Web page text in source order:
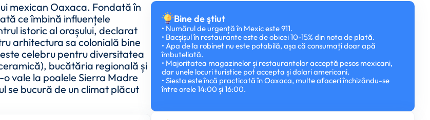
mexican Oaxaca. Fondată în
ce îmbină influențele
istoric al orașului, declarat
arhitectura sa colonială bine
celebru pentru diversitatea
bucătăria regională și
vale la poalele Sierra Madre
se bucură de un climat plăcut
Bine de ştiut
• Numărul de urgență în Mexic este 911.
• Bacșișul în restaurante este de obicei 10-15% din nota de plată.
• Apa de la robinet nu este potabilă, așa că consumați doar apă
îmbuteliată.
• Majoritatea magazinelor și restaurantelor acceptă pesos mexicani,
dar unele locuri turistice pot accepta și dolari americani.
• Siesta este încă practicată în Oaxaca, multe afaceri închizându-se
între orele 14:00 și 16:00.